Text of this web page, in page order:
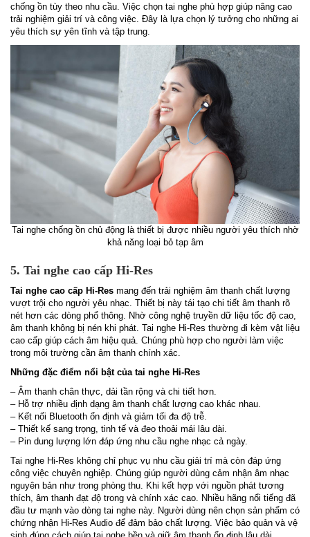
chống ồn tùy theo nhu cầu. Việc chọn tai nghe phù hợp giúp nâng cao
trải nghiệm giải trí và công việc. Đây là lựa chọn lý tưởng cho những ai
yêu thích sự yên tĩnh và tập trung.
Tai nghe chống ồn chủ động là thiết bị được nhiều người yêu thích nhờ
khả năng loại bỏ tạp âm
5. Tai nghe cao cấp Hi-Res
Tai nghe cao cấp Hi-Res mang đến trải nghiệm âm thanh chất lượng
vượt trội cho người yêu nhạc. Thiết bị này tái tạo chi tiết âm thanh rõ
nét hơn các dòng phổ thông. Nhờ công nghệ truyền dữ liệu tốc độ cao,
âm thanh không bị nén khi phát. Tai nghe Hi-Res thường đi kèm vật liệu
cao cấp giúp cách âm hiệu quả. Chúng phù hợp cho người làm việc
trong môi trường cần âm thanh chính xác.
Những đặc điểm nổi bật của tai nghe Hi-Res
– Âm thanh chân thực, dải tần rộng và chi tiết hơn.
– Hỗ trợ nhiều định dạng âm thanh chất lượng cao khác nhau.
– Kết nối Bluetooth ổn định và giảm tối đa độ trễ.
– Thiết kế sang trọng, tinh tế và đeo thoải mái lâu dài.
– Pin dung lượng lớn đáp ứng nhu cầu nghe nhạc cả ngày.
Tai nghe Hi-Res không chỉ phục vụ nhu cầu giải trí mà còn đáp ứng
công việc chuyên nghiệp. Chúng giúp người dùng cảm nhận âm nhạc
nguyên bản như trong phòng thu. Khi kết hợp với nguồn phát tương
thích, âm thanh đạt độ trong và chính xác cao. Nhiều hãng nổi tiếng đã
đầu tư mạnh vào dòng tai nghe này. Người dùng nên chọn sản phẩm có
chứng nhận Hi-Res Audio để đảm bảo chất lượng. Việc bảo quản và vệ